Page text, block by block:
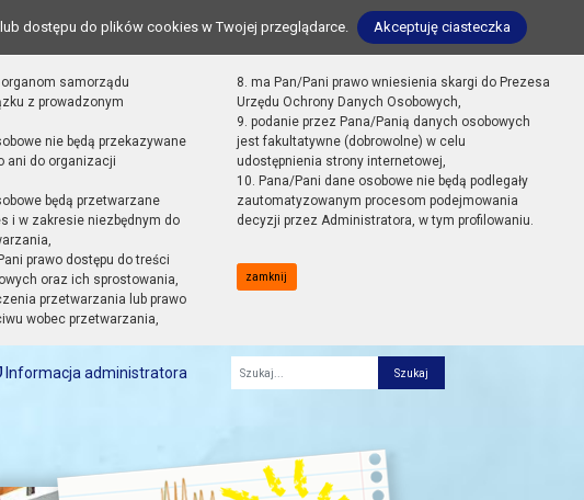
dostępu do plików cookies w Twojej przeglądarce. Akceptuję ciasteczka
organom samorządu
z prowadzonym
nie będą przekazywane
ani do organizacji
będą przetwarzane
i w zakresie niezbędnym do
prawo dostępu do treści
oraz ich sprostowania,
przetwarzania lub prawo
wobec przetwarzania,
8. ma Pan/Pani prawo wniesienia skargi do Prezesa
Urzędu Ochrony Danych Osobowych,
9. podanie przez Pana/Panią danych osobowych
jest fakultatywne (dobrowolne) w celu
udostępnienia strony internetowej,
10. Pana/Pani dane osobowe nie będą podlegały
zautomatyzowanym procesom podejmowania
decyzji przez Administratora, w tym profilowaniu.
zamknij
Informacja administratora
Fraza